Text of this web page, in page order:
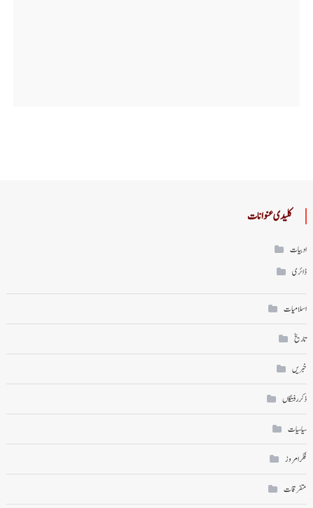
کلیدی عنوانات
ادبیات
ڈائری
اسلامیات
تاریخ
خبریں
ذکر رفتگاں
سیاسیات
فکر امروز
متفرقات